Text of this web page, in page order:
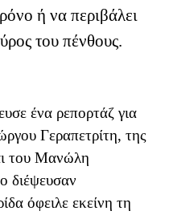
ή να περιβάλει
του πένθους.
ένα ρεπορτάζ για
Γεραπετρίτη, της
του Μανώλη
διέψευσαν
όφειλε εκείνη τη